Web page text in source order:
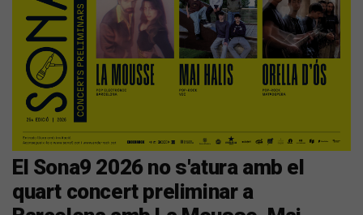
El Sona9 2026 no s'atura amb el
quart concert preliminar a